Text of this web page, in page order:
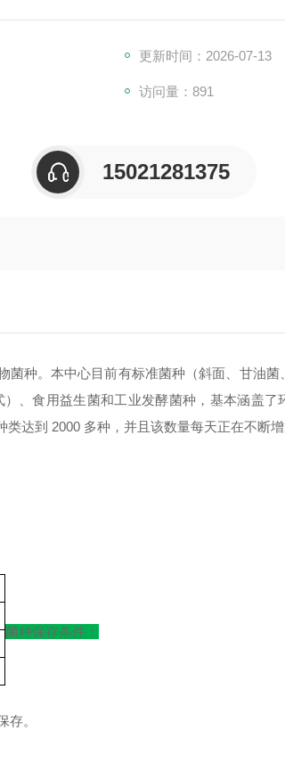
更新时间：2026-07-13
访问量：891
15021281375
种。本中心目前有标准菌种（斜面、甘油菌
、食用益生菌和工业发酵菌种，基本涵盖了
达到 2000 多种，并且该数量每天正在不断增
菌种保存条件：
。